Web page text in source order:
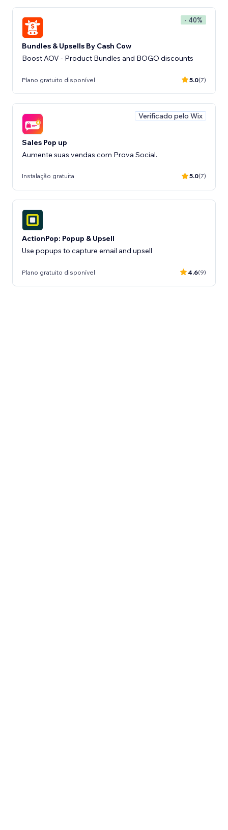
- 40%
Bundles & Upsells By Cash Cow
Boost AOV - Product Bundles and BOGO discounts
Plano gratuito disponível 5.0(7)
Verificado pelo Wix
Sales Pop up
Aumente suas vendas com Prova Social.
Instalação gratuita 5.0(7)
ActionPop: Popup & Upsell
Use popups to capture email and upsell
Plano gratuito disponível 4.6(9)